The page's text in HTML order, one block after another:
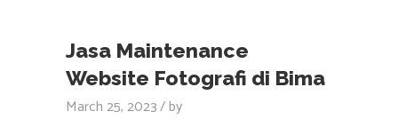
Jasa Maintenance
Website Fotografi di Bima
March 25, 2023 by